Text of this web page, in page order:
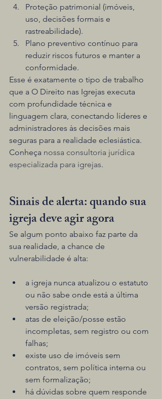
Proteção patrimonial (imóveis,
uso, decisões formais e
rastreabilidade).
Plano preventivo contínuo para
reduzir riscos futuros e manter a
conformidade.
Esse é exatamente o tipo de trabalho
que a O Direito nas Igrejas executa
com profundidade técnica e
linguagem clara, conectando líderes e
administradores às decisões mais
seguras para a realidade eclesiástica.
Conheça nossa consultoria jurídica
especializada para igrejas.
Sinais de alerta: quando sua
igreja deve agir agora
Se algum ponto abaixo faz parte da
sua realidade, a chance de
vulnerabilidade é alta:
a igreja nunca atualizou o estatuto
ou não sabe onde está a última
versão registrada;
atas de eleição/posse estão
incompletas, sem registro ou com
falhas;
existe uso de imóveis sem
contratos, sem política interna ou
sem formalização;
há dúvidas sobre quem responde